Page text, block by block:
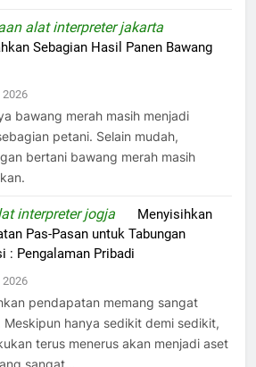
alat interpreter jakarta
Sebagian Hasil Panen Bawang
2026
bawang merah masih menjadi
petani. Selain mudah,
bertani bawang merah masih
interpreter jogja
Menyisihkan
Pas-Pasan untuk Tabungan
: Pengalaman Pribadi
2026
pendapatan memang sangat
Meskipun hanya sedikit demi sedikit,
terus menerus akan menjadi aset